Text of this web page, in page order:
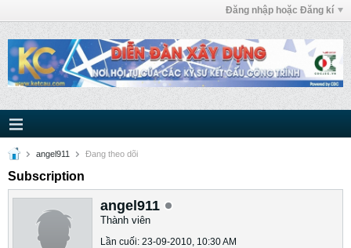
Đăng nhập hoặc Đăng kí
angel911 Ðang theo dõi
Subscription
angel911
Thành viên
Lần cuối: 23-09-2010, 10:30 AM